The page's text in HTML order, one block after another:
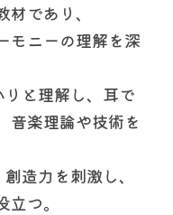
であり、
モニーの理解を深
と理解し、耳で
音楽理論や技術を
造力を刺激し、
つ。